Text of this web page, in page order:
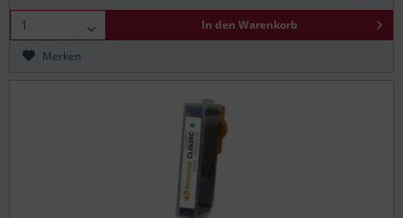
In den Warenkorb
Merken